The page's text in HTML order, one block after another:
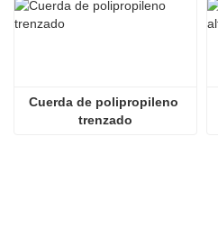
Cuerda de polipropileno
trenzado